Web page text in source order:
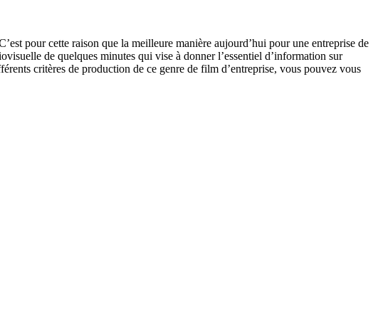
pour cette raison que la meilleure manière aujourd’hui pour une entreprise de
de quelques minutes qui vise à donner l’essentiel d’information sur
critères de production de ce genre de film d’entreprise, vous pouvez vous